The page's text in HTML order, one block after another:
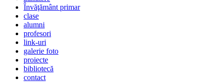
Învăţământ primar
clase
alumni
profesori
link-uri
galerie foto
proiecte
bibliotecă
contact